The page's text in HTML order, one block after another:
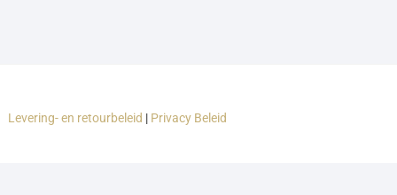
Levering- en retourbeleid | Privacy Beleid